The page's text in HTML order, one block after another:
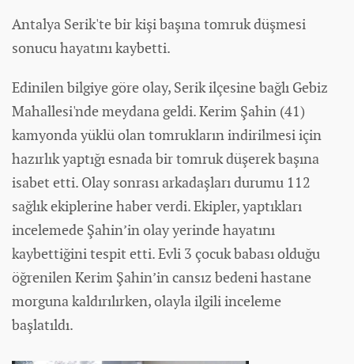
Antalya Serik'te bir kişi başına tomruk düşmesi
sonucu hayatını kaybetti.
Edinilen bilgiye göre olay, Serik ilçesine bağlı Gebiz
Mahallesi'nde meydana geldi. Kerim Şahin (41)
kamyonda yüklü olan tomrukların indirilmesi için
hazırlık yaptığı esnada bir tomruk düşerek başına
isabet etti. Olay sonrası arkadaşları durumu 112
sağlık ekiplerinehaberverdi. Ekipler, yaptıkları
incelemede Şahin’in olay yerinde hayatını
kaybettiğini tespit etti. Evli 3 çocuk babası olduğu
öğrenilen Kerim Şahin’in cansız bedeni hastane
morguna kaldırılırken, olayla ilgili inceleme
başlatıldı.